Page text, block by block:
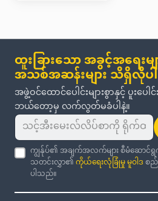
ထူးခြားသော အခွင့်အရေးမ
အသစ်အဆန်းများ သိရှိလိုပ
အဖွဲ့ဝင်ထောင်ပေါင်းများစွာနှင့် ပူးပေါ
ဘယ်တော့မှ လက်လွတ်မခံပါနဲ့။
ကျွန်ုပ်၏ အချက်အလက်များ စီမံဆောင်ရွ
သတင်းလွှာ၏ကိုယ်ရေးလုံခြုံမှု မူဝါဒစ
ပါသည်။